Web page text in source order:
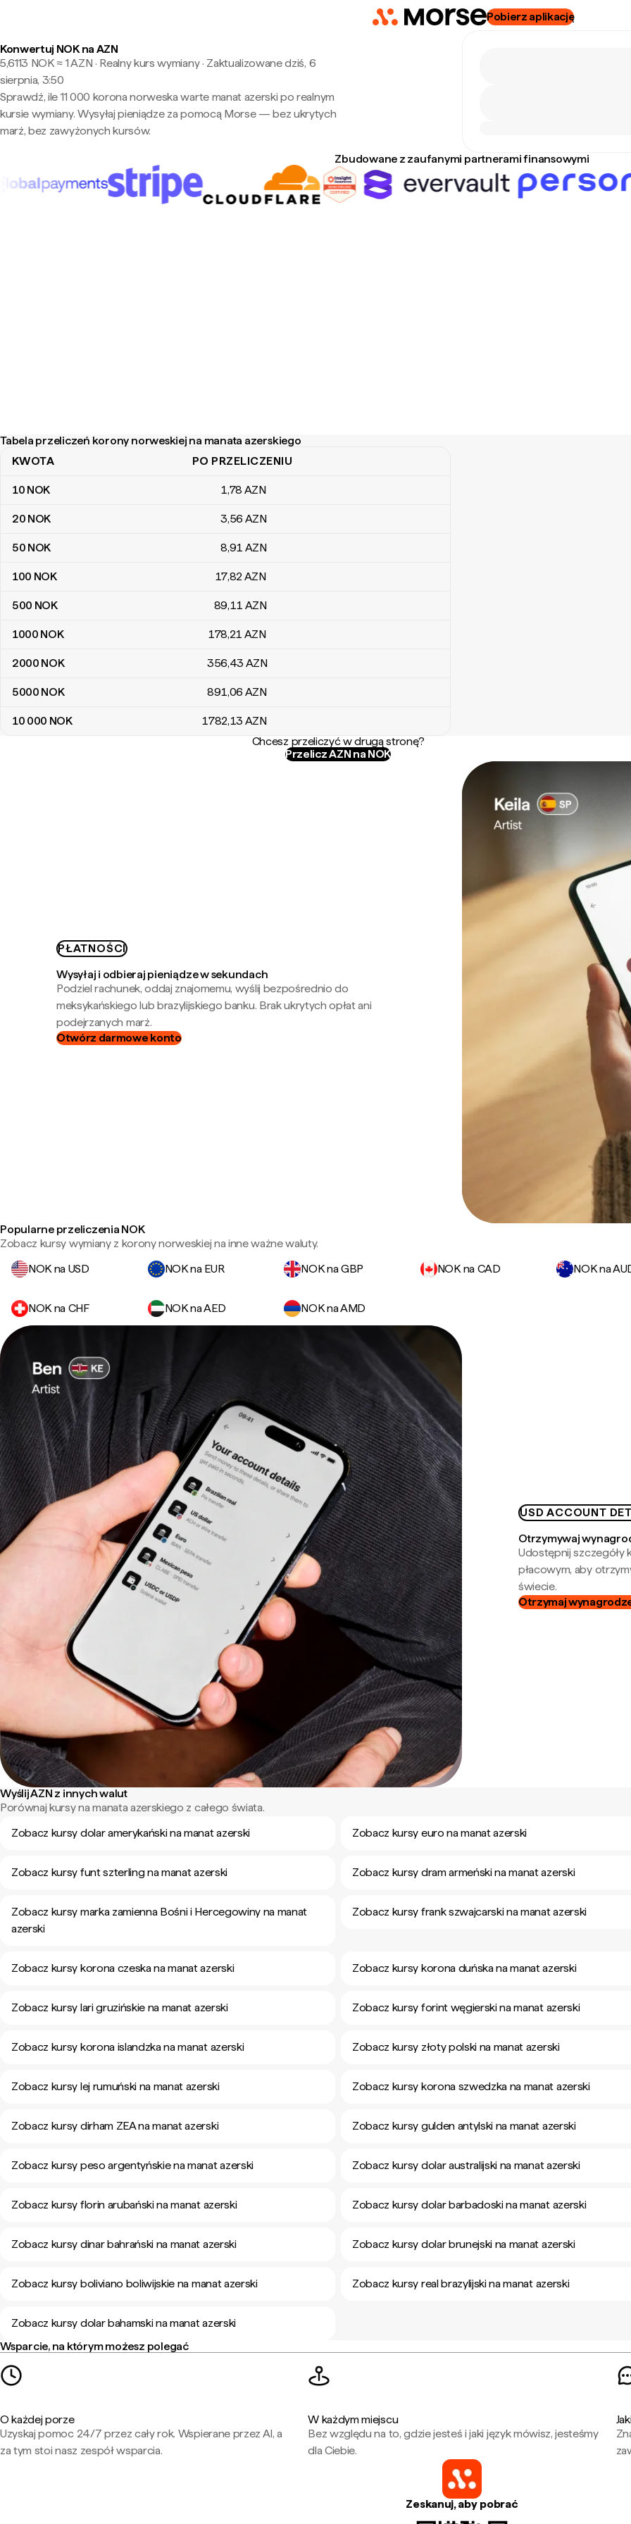
Pobierz aplikację
Konwertuj NOK na AZN
5,6113 NOK ≈ 1 AZN · Realny kurs wymiany· Zaktualizowane dziś, 6
sierpnia, 3:50
Sprawdź, ile 11 000 korona norweska warte manat azerski po realnym
kursie wymiany. Wysyłaj pieniądze za pomocą Morse — bez ukrytych
marż, bez zawyżonych kursów.
Zbudowane z zaufanymi partnerami finansowymi
Tabela przeliczeń korony norweskiej na manata azerskiego
Tabela przeliczeń korony norweskiej na manata azerskiego
KWOTA PO PRZELICZENIU
10 NOK 1,78 AZN
20 NOK 3,56 AZN
50 NOK 8,91 AZN
100 NOK 17,82AZN
500 NOK 89,11 AZN
1000 NOK 178,21 AZN
2000 NOK 356,43 AZN
5000 NOK 891,06 AZN
10 000 NOK 1782,13 AZN
Chcesz przeliczyć w drugą stronę?
Przelicz AZN na NOK
PŁATNOŚCI
Wysyłaj i odbieraj pieniądze w sekundach
Podziel rachunek, oddaj znajomemu, wyślij bezpośrednio do
meksykańskiego lub brazylijskiego banku. Brak ukrytych opłat ani
podejrzanych marż.
Otwórz darmowe konto
Popularne przeliczenia NOK
Zobacz kursy wymiany z korony norweskiej na inne ważne waluty.
NOK na USD
NOK na EUR NOK na GBP NOK na CAD NOK na
NOK na CHF NOK na AED NOK na AMD
USD ACCOUNT
Otrzymywaj
Udostępnij szczegóły
płacowym, aby
świecie.
Otrzymaj
Wyślij AZN z innych walut
Porównaj kursy na manata azerskiego z całego świata.
Zobacz kursy dolar amerykański na manat azerski
Zobacz kursy euro na manat azerski
Zobacz kursy funt szterling na manat azerski Zobacz kursy dram armeński na manat azerski
Zobacz kursy marka zamienna Bośni i Hercegowiny na manat
azerski
Zobacz kursy frank szwajcarski na manat azerski
Zobacz kursy korona czeska na manat azerski Zobacz kursy korona duńska na manat azerski
Zobacz kursy lari gruzińskie na manat azerski Zobacz kursy forint węgierski na manat azerski
Zobacz kursy korona islandzka na manat azerski Zobacz kursy złoty polski na manat azerski
Zobacz kursy lej rumuński na manat azerski Zobacz kursy korona szwedzka na manat azerski
Zobacz kursy dirham ZEA na manat azerski Zobacz kursy gulden antylski na manat azerski
Zobacz kursy peso argentyńskie na manat azerski Zobacz kursy dolar australijski na manat azerski
Zobacz kursy florin arubański na manat azerski Zobacz kursy dolar barbadoski na manat azerski
Zobacz kursy dinar bahrański na manat azerski Zobacz kursy dolar brunejski na manat azerski
Zobacz kursy boliviano boliwijskie na manat azerski Zobacz kursy real brazylijski na manat azerski
Zobacz kursy dolar bahamski na manat azerski
Wsparcie, na którym możesz polegać
O każdej porze
Uzyskaj pomoc 24/7 przez cały rok. Wspierane przez AI, a
za tym stoi nasz zespół wsparcia.
W każdym miejscu
Bez względu na to, gdzie jesteś i jaki język mówisz, jesteśmy
dla Ciebie.
Zeskanuj, aby pobrać